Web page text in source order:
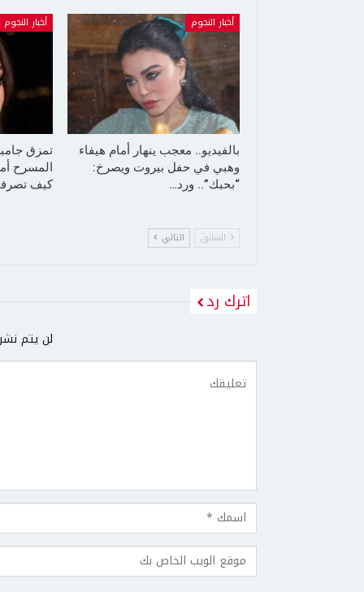
أخبار النجوم
بالفيديو.. معجب ينهار أمام هيفاء
وهبي في حفل بيروت ويصرخ:
“بحبك”.. ورد…
أخبار النجوم
تمزق
المسرح
كيف
السابق التالي
اترك رد
لن يتم